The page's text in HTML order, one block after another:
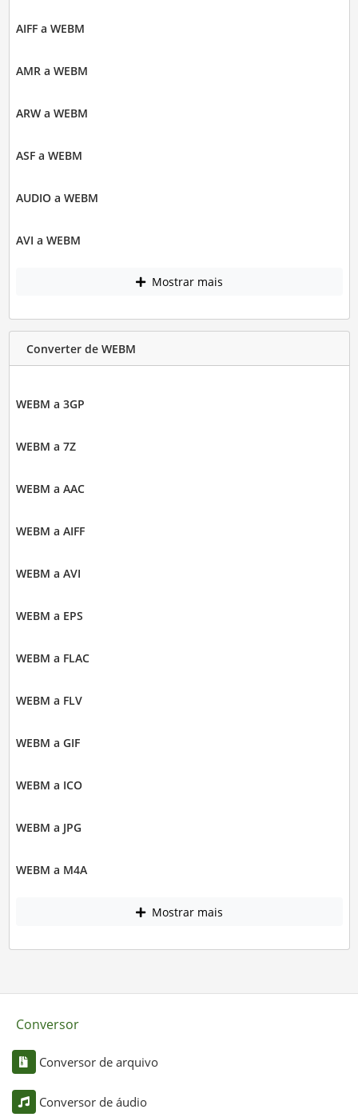
AIFF a WEBM
AMR a WEBM
ARW a WEBM
ASF a WEBM
AUDIO a WEBM
AVI a WEBM
Mostrar mais
Converter de WEBM
WEBM a 3GP
WEBM a 7Z
WEBM a AAC
WEBM a AIFF
WEBM a AVI
WEBM a EPS
WEBM a FLAC
WEBM a FLV
WEBM a GIF
WEBM a ICO
WEBM a JPG
WEBM a M4A
Mostrar mais
Conversor
Conversor de arquivo
Conversor de áudio